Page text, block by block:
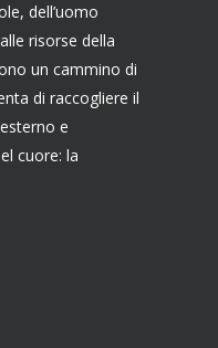
dell’uomo
risorse della
un cammino di
di raccogliere il
e
cuore: la